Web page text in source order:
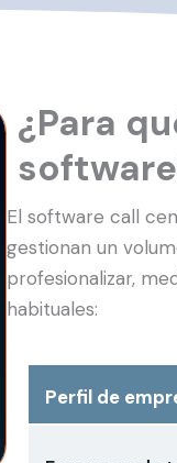
¿Para
El software call
gestionan un
profesionalizar,
habituales:
Perfil de